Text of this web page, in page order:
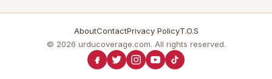
AboutContactPrivacy PolicyT.O.S
© 2026 urducoverage.com. All rights reserved.